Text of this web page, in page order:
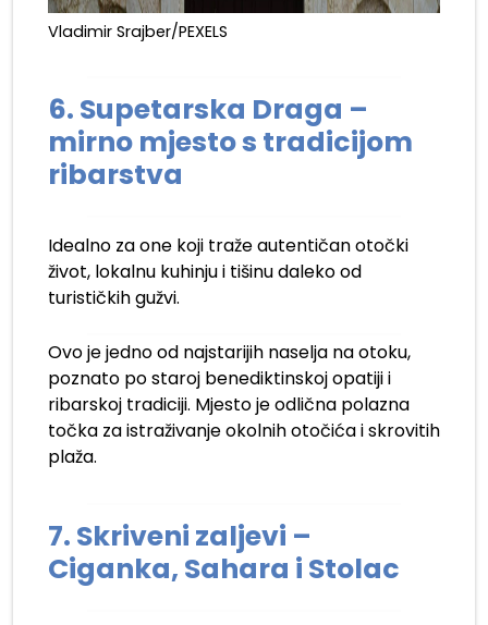
Vladimir Srajber/PEXELS
6. Supetarska Draga –
mirno mjesto s tradicijom
ribarstva
Idealno za one koji traže autentičan otočki
život, lokalnu kuhinju i tišinu daleko od
turističkih gužvi.
Ovo je jedno od najstarijih naselja na otoku,
poznato po staroj benediktinskoj opatiji i
ribarskoj tradiciji. Mjesto je odlična polazna
točka za istraživanje okolnih otočića i skrovitih
plaža.
7. Skriveni zaljevi –
Ciganka, Sahara i Stolac